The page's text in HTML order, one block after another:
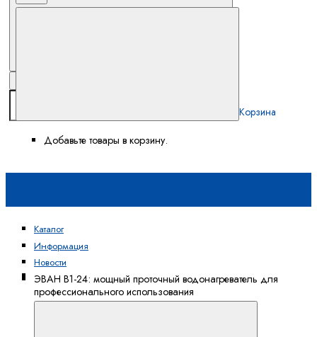
Корзина
Добавьте товары в корзину.
Каталог
ЭВАН
Каталог
Информация
Новости
ЭВАН В1-24: мощный проточный водонагреватель для
профессионального использования